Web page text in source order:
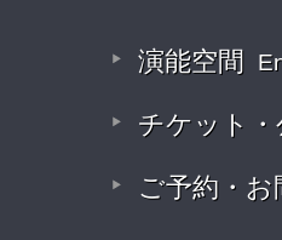
演能空間
チケット
ご予約・